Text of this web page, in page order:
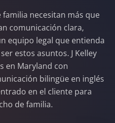
necesitan más que
comunicación clara,
equipo legal que entienda
estos asuntos. J Kelley
en Maryland con
bilingüe en inglés
en el cliente para
de familia.